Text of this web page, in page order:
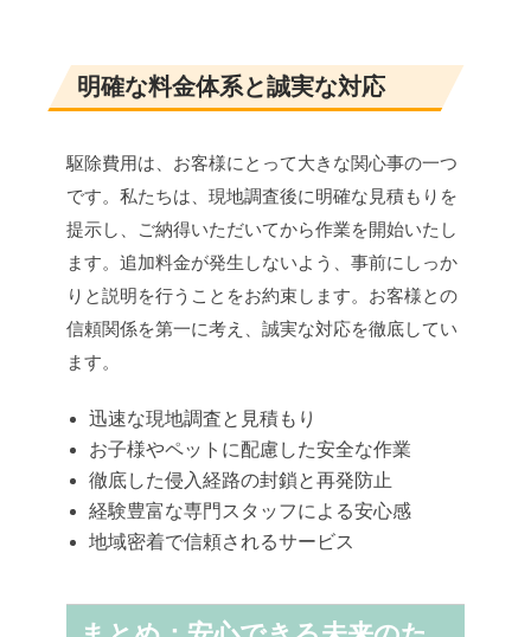
明確な料金体系と誠実な対応
駆除費用は、お客様にとって大きな関心事の一つ
です。私たちは、現地調査後に明確な見積もりを
提示し、ご納得いただいてから作業を開始いたし
ます。追加料金が発生しないよう、事前にしっか
りと説明を行うことをお約束します。お客様との
信頼関係を第一に考え、誠実な対応を徹底してい
ます。
迅速な現地調査と見積もり
お子様やペットに配慮した安全な作業
徹底した侵入経路の封鎖と再発防止
経験豊富な専門スタッフによる安心感
地域密着で信頼されるサービス